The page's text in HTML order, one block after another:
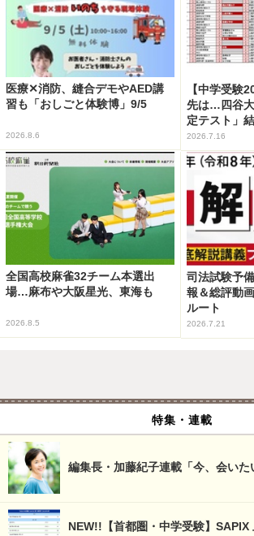
医療✕消防、縫合デモやAED講
習も「おしごと体験博」9/5
2026.8.6
【中学受験
先は…四谷
定テスト」
2026.7.16
全国高校麻雀32チーム本選出
場…麻布や大阪星光、東海も
2026.8.5
司法試験予
報＆総評動
ルート
2026.7.21
特集・連載
編集長・加藤紀子連載「今、会いた
NEW!!【首都圏・中学受験】SAPIX